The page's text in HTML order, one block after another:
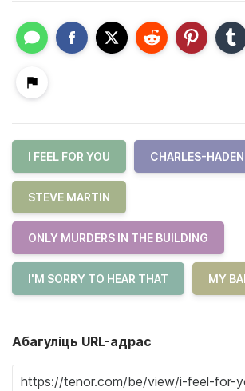
I FEEL FOR YOU CHARLES-
STEVE MARTIN
ONLY MURDERS IN THE BUILDING
I'M SORRY TO HEAR THAT MY
Абагуліць URL-адрас